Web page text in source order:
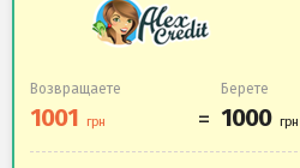
Возвращаете Берете